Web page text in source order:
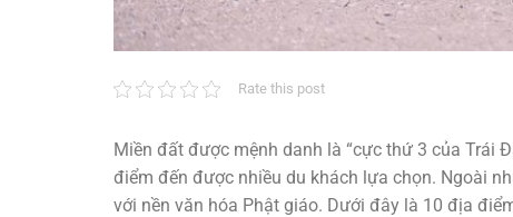
Rate this post
Miền đất được mệnh danh là “cực thứ 3 của Trái
điểm đến được nhiều du khách lựa chọn. Ngoài
với nền văn hóa Phật giáo. Dưới đây là 10 địa